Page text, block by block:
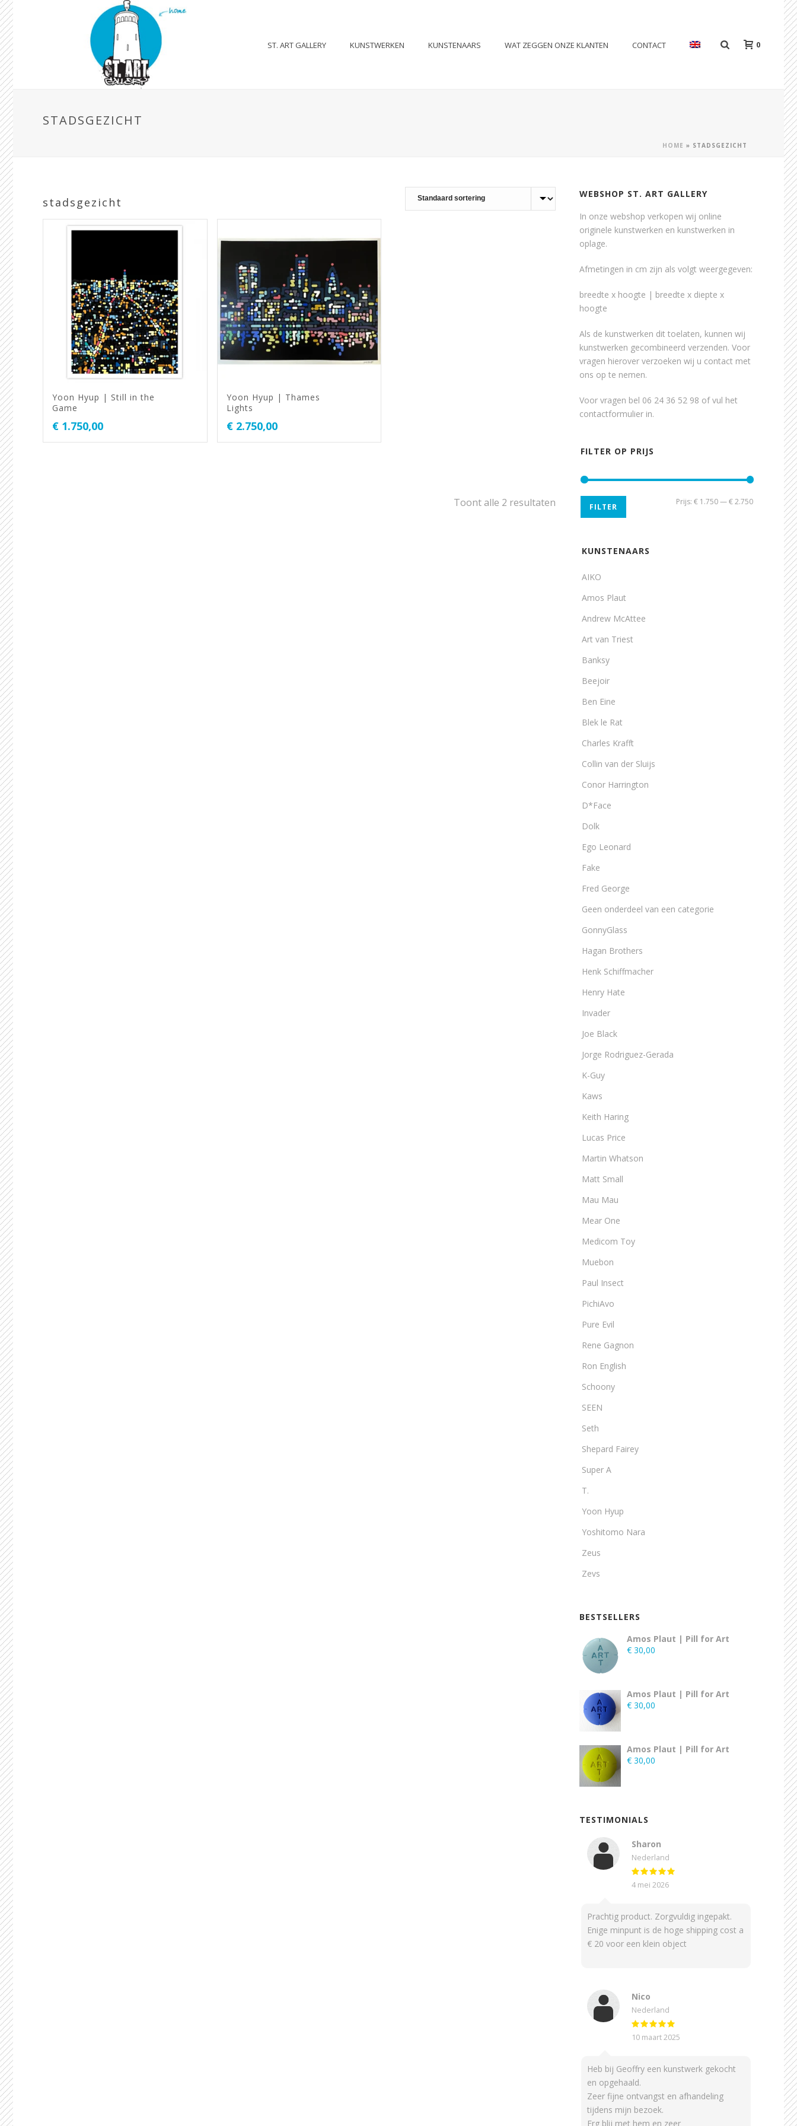
ST. ART GALLERY KUNSTWERKEN KUNSTENAARS WAT ZEGGEN ONZE KLANTEN CONTACT 0
STADSGEZICHT
HOME » STADSGEZICHT
stadsgezicht
Yoon Hyup | Still in the
Game
€ 1.750,00
Yoon Hyup | Thames
Lights
€2.750,00
Toont alle 2 resultaten
WEBSHOP ST. ART GALLERY
In onze webshop verkopen wij online
originele kunstwerken en kunstwerken in
oplage.
Afmetingen in cm zijn als volgt weergegeven:
breedte x hoogte | breedte x diepte x
hoogte
Als de kunstwerken dit toelaten, kunnen wij
kunstwerken gecombineerd verzenden. Voor
vragen hierover verzoeken wij u contact met
ons op te nemen.
Voor vragen bel 06 24 36 52 98 of vul het
contactformulier in.
FILTER OP PRIJS
Min.
Max.
FILTER
Prijs: € 1.750—€ 2.750
KUNSTENAARS
AIKO
Amos Plaut
Andrew McAttee
Art van Triest
Banksy
Beejoir
Ben Eine
Blek le Rat
Charles Krafft
Collin van der Sluijs
Conor Harrington
D*Face
Dolk
Ego Leonard
Fake
Fred George
Geen onderdeel van een categorie
GonnyGlass
Hagan Brothers
Henk Schiffmacher
Henry Hate
Invader
Joe Black
Jorge Rodriguez-Gerada
K-Guy
Kaws
Keith Haring
Lucas Price
Martin Whatson
Matt Small
Mau Mau
Mear One
Medicom Toy
Muebon
Paul Insect
PichiAvo
Pure Evil
Rene Gagnon
Ron English
Schoony
SEEN
Seth
Shepard Fairey
Super A
T.
Yoon Hyup
Yoshitomo Nara
Zeus
Zevs
BESTSELLERS
Amos Plaut | Pill for Art
€ 30,00
Amos Plaut | Pill for Art
€ 30,00
Amos Plaut | Pill for Art
€ 30,00
TESTIMONIALS
Sharon
Nederland
4 mei 2026
Prachtig product. Zorgvuldig ingepakt.
Enige minpunt is de hoge shipping cost a
€ 20 voor een klein object
Nico
Nederland
10 maart 2025
Heb bij Geoffry een kunstwerk gekocht
en opgehaald.
Zeer fijne ontvangst en afhandeling
tijdens mijn bezoek.
Erg blij met hem en zeer